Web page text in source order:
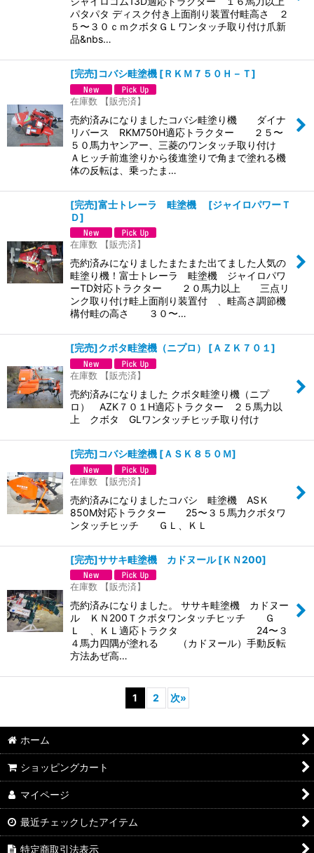
パタパタ ディスク付き上面削り装置付畦高さ ２
５〜３０ｃｍクボタＧＬワンタッチ取り付け爪新
品&nbs…
[完売]コバシ畦塗機 [ＲＫＭ７５０Ｈ－Ｔ]
在庫数 【販売済】
売約済みになりましたコバシ畦塗り機 ダイナ
リバース RKM750H適応トラクター ２５〜
５０馬力ヤンアー、三菱のワンタッチ取り付け
Ａヒッチ前進塗りから後進塗りで角まで塗れる機
体の反転は、乗ったま…
[完売]富士トレーラ 畦塗機 [ジャイロパワーＴ
Ｄ]
在庫数 【販売済】
売約済みになりましたまたまた出てました人気の
畦塗り機！富士トレーラ 畦塗機 ジャイロパワ
ーTD対応トラクター ２０馬力以上 三点リ
ンク取り付け畦上面削り装置付 、畦高さ調節機
構付畦の高さ ３０〜…
[完売]クボタ畦塗機（ニプロ） [ＡＺＫ７０１]
在庫数 【販売済】
売約済みになりました クボタ畦塗り機（ニプ
ロ） AZK７０１H適応トラクター ２５馬力以
上 クボタ GLワンタッチヒッチ取り付け
[完売]コバシ畦塗機 [ＡＳＫ８５０Ｍ]
在庫数 【販売済】
売約済みになりましたコバシ 畦塗機 ASＫ
850M対応トラクター 25〜３５馬力クボタワ
ンタッチヒッチ ＧＬ、ＫＬ
[完売]ササキ畦塗機 カドヌール [ＫＮ200]
在庫数 【販売済】
売約済みになりました。 ササキ畦塗機 カドヌー
ル ＫＮ200Ｔクボタワンタッチヒッチ Ｇ
Ｌ 、ＫＬ適応トラクタ 24〜３
４馬力四隅が塗れる （カドヌール）手動反転
方法あぜ高…
1 2 次»
ホーム
ショッピングカート
マイページ
最近チェックしたアイテム
特定商取引法表示